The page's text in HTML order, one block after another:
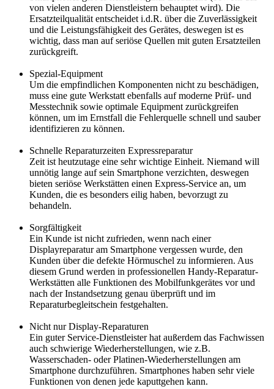
von vielen anderen Dienstleistern behauptet wird). Die
Ersatzteilqualität entscheidet i.d.R. über die Zuverlässigkeit
und die Leistungsfähigkeit des Gerätes, deswegen ist es
wichtig, dass man auf seriöse Quellen mit guten Ersatzteilen
zurückgreift.
Spezial-Equipment
Um die empfindlichen Komponenten nicht zu beschädigen,
muss eine gute Werkstatt ebenfalls auf moderne Prüf- und
Messtechnik sowie optimale Equipment zurückgreifen
können, um im Ernstfall die Fehlerquelle schnell und sauber
identifizieren zu können.
Schnelle Reparaturzeiten Expressreparatur
Zeit ist heutzutage eine sehr wichtige Einheit. Niemand will
unnötig lange auf sein Smartphone verzichten, deswegen
bieten seriöse Werkstätten einen Express-Service an, um
Kunden, die es besonders eilig haben, bevorzugt zu
behandeln.
Sorgfältigkeit
Ein Kunde ist nicht zufrieden, wenn nach einer
Displayreparatur am Smartphone vergessen wurde, den
Kunden über die defekte Hörmuschel zu informieren. Aus
diesem Grund werden in professionellen Handy-Reparatur-
Werkstätten alle Funktionen des Mobilfunkgerätes vor und
nach der Instandsetzung genau überprüft und im
Reparaturbegleitschein festgehalten.
Nicht nur Display-Reparaturen
Ein guter Service-Dienstleister hat außerdem das Fachwissen
auch schwierige Wiederherstellungen, wie z.B.
Wasserschaden- oder Platinen-Wiederherstellungen am
Smartphone durchzuführen. Smartphones haben sehr viele
Funktionen von denen jede kaputtgehen kann.